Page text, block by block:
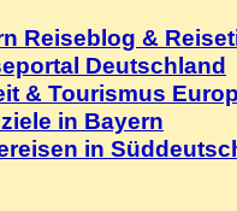
Reiseblog &
Deutschland
& Tourismus
in Bayern
in